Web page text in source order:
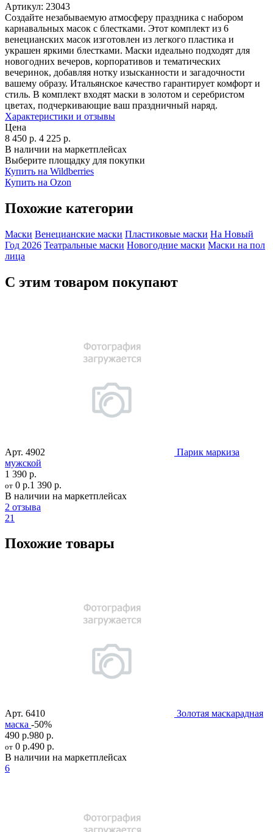
Артикул: 23043
Создайте незабываемую атмосферу праздника с набором
карнавальных масок с блестками. Этот комплект из 6
венецианских масок изготовлен из легкого пластика и
украшен яркими блестками. Маски идеально подходят для
новогодних вечеров, корпоративов и тематических
вечеринок, добавляя нотку изысканности и загадочности
вашему образу. Итальянское качество гарантирует комфорт и
стиль. В комплект входят маски в золотом и серебристом
цветах, подчеркивающие ваш праздничный наряд.
Характеристики и отзывы
Цена
8 450 р. 4 225 р.
В наличии на маркетплейсах
Выберите площадку для покупки
Купить на Wildberries
Купить на Ozon
Похожие категории
Маски Венецианские маски Пластиковые маски На Новый
Год 2026 Театральные маски Новогодние маски Маски на пол
лица
С этим товаром покупают
Арт. 4902
Парик маркиза
мужской
1 390 р.
от 0 р.1 390 р.
В наличии на маркетплейсах
2 отзыва
21
Похожие товары
Арт. 6410
Золотая маскарадная
маска -50%
490 р.980 р.
от 0 р.490 р.
В наличии на маркетплейсах
6